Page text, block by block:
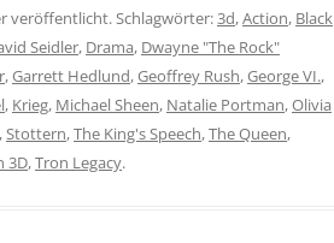
veröffentlicht. Schlagwörter:3d,Action, Black
Seidler, Drama, Dwayne "The Rock"
,Garrett Hedlund,Geoffrey Rush,George VI.,
, Krieg, Michael Sheen, Natalie Portman,Olivia
,Stottern,The King's Speech,The Queen,
3D,Tron Legacy.